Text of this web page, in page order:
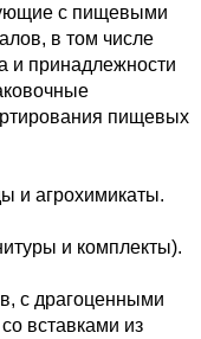
с пищевыми
в том числе
и принадлежности
пищевых
и агрохимикаты.
и комплекты).
с драгоценными
вставками из